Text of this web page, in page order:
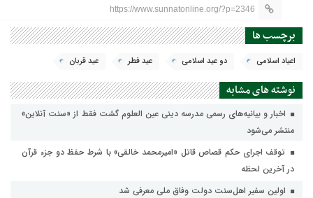
https://www.sunnatonline.org/?p=2346
برچسب ها
اعیاد اسلامی دو عید اسلامی عید فطر عید قربان
نوشته های مشابه
اخبار و بیانیه‌های رسمی مدرسه دینی عین العلوم گشت فقط از «سنت آنلاین»
منتشر می‌شود
توقف اجرای حکم قصاص قاتل «امیرمحمد خالقی» با شرط حفظ دو جزء قرآن
در آخرین لحظه
اولین سفیر اهل‌سنت دولت وفاق ملی معرفی شد